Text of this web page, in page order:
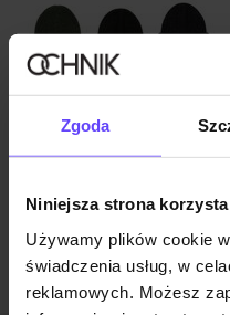
Zgoda
Niniejsza strona
Używamy plików cookie
świadczenia usług, w
reklamowych. Możesz
Opis produktu
Opinie